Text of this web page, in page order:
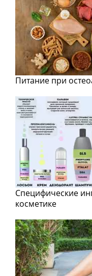
Питание при
Специфические
косметике